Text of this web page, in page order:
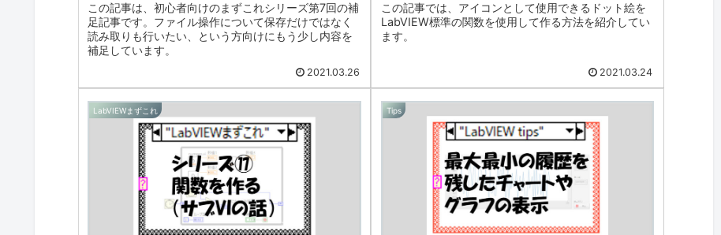
この記事は、初心者向けのまずこれシリーズ第7回の補
足記事です。ファイル操作について保存だけではなく
読み取りも行いたい、という方向けにもう少し内容を
補足しています。
2021.03.26
この記事では、アイコンとして使用できるドット絵を
LabVIEW標準の関数を使用して作る方法を紹介してい
ます。
2021.03.24
LabVIEWまずこれ Tips